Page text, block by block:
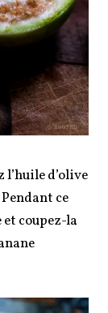
d’olive
ce
coupez-la